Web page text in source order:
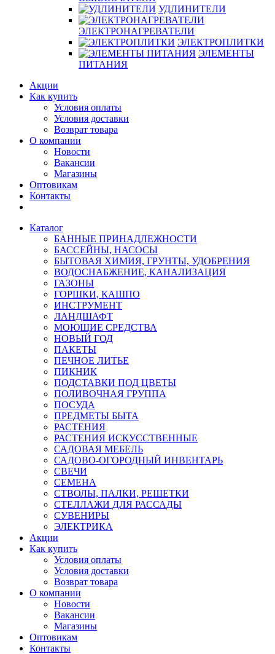
УДЛИНИТЕЛИ
ЭЛЕКТРОНАГРЕВАТЕЛИ
ЭЛЕКТРОПЛИТКИ
ЭЛЕМЕНТЫ
ПИТАНИЯ
Акции
Как купить
Условия оплаты
Условия доставки
Возврат товара
О компании
Новости
Вакансии
Магазины
Оптовикам
Контакты
Каталог
БАННЫЕ ПРИНАДЛЕЖНОСТИ
БАССЕЙНЫ, НАСОСЫ
БЫТОВАЯ ХИМИЯ, ГРУНТЫ, УДОБРЕНИЯ
ВОДОСНАБЖЕНИЕ, КАНАЛИЗАЦИЯ
ГАЗОНЫ
ГОРШКИ, КАШПО
ИНСТРУМЕНТ
ЛАНДШАФТ
МОЮЩИЕ СРЕДСТВА
НОВЫЙ ГОД
ПАКЕТЫ
ПЕЧНОЕ ЛИТЬЕ
ПИКНИК
ПОДСТАВКИ ПОД ЦВЕТЫ
ПОЛИВОЧНАЯ ГРУППА
ПОСУДА
ПРЕДМЕТЫ БЫТА
РАСТЕНИЯ
РАСТЕНИЯ ИСКУССТВЕННЫЕ
САДОВАЯ МЕБЕЛЬ
САДОВО-ОГОРОДНЫЙ ИНВЕНТАРЬ
СВЕЧИ
СЕМЕНА
СТВОЛЫ, ПАЛКИ, РЕШЕТКИ
СТЕЛЛАЖИ ДЛЯ РАССАДЫ
СУВЕНИРЫ
ЭЛЕКТРИКА
Акции
Как купить
Условия оплаты
Условия доставки
Возврат товара
О компании
Новости
Вакансии
Магазины
Оптовикам
Контакты